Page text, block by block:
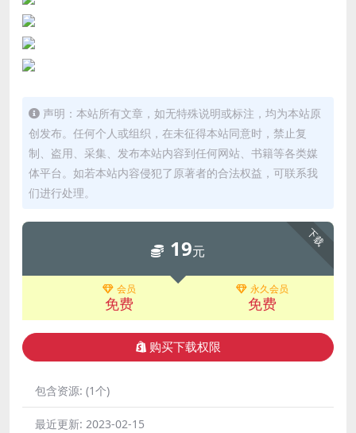
声明：本站所有文章，如无特殊说明或标注，均为本站原
创发布。任何个人或组织，在未征得本站同意时，禁止复
制、盗用、采集、发布本站内容到任何网站、书籍等各类媒
体平台。如若本站内容侵犯了原著者的合法权益，可联系我
们进行处理。
下载
19元
会员
免费
永久会员
免费
购买下载权限
包含资源: (1个)
最近更新: 2023-02-15